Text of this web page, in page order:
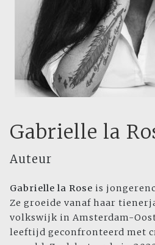
Gabrielle la
Auteur
Gabrielle la Rose is
Ze groeide vanaf haar
volkswijk in Amsterdam-
leeftijd geconfronteerd met